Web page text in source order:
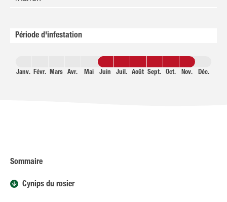
Période d'infestation
Janv. Févr. Mars Avr. Mai Juin Juil. Août Sept. Oct. Nov. Déc.
Sommaire
Cynips du rosier